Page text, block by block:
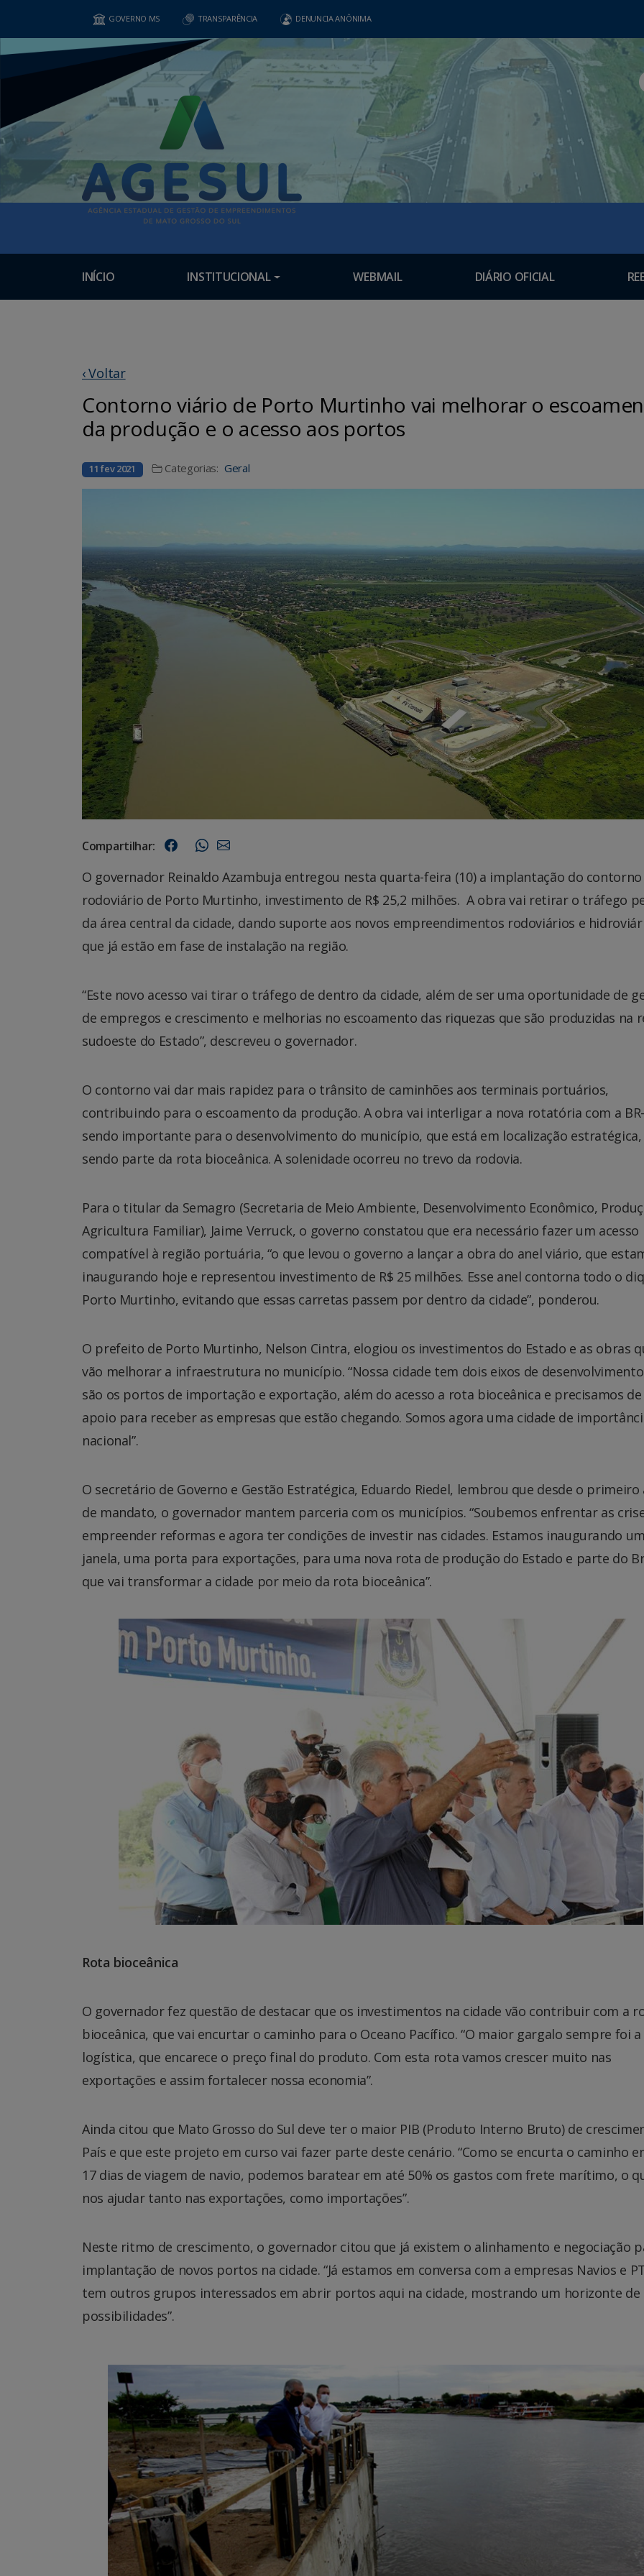
GOVERNO MS TRANSPARÊNCIA DENUNCIA ANÔNIMA
INÍCIO INSTITUCIONAL WEBMAIL DIÁRIO OFICIAL
‹ Voltar
Contorno viário de Porto Murtinho vai melhorar o
da produção e o acesso aos portos
11 fev 2021 Categorias: Geral
Compartilhar:
O governador Reinaldo Azambuja entregou nesta quarta-feira (10) a implantação do contorno
rodoviário de Porto Murtinho, investimento de R$ 25,2 milhões. A obra vai retirar o tráfego
da área central da cidade, dando suporte aos novos empreendimentos rodoviários e
que já estão em fase de instalação na região.
“Este novo acesso vai tirar o tráfego de dentro da cidade, além de ser uma oportunidade de
de empregos e crescimento e melhorias no escoamento das riquezas que são produzidas na
sudoeste do Estado”, descreveu o governador.
O contorno vai dar mais rapidez para o trânsito de caminhões aos terminais portuários,
contribuindo para o escoamento da produção. A obra vai interligar a nova rotatória com a
sendo importante para o desenvolvimento do município, que está em localização estratégica,
sendo parte da rota bioceânica. A solenidade ocorreu no trevo da rodovia.
Para o titular da Semagro (Secretaria de Meio Ambiente, Desenvolvimento Econômico,
Agricultura Familiar), Jaime Verruck, o governo constatou que era necessário fazer um acesso
compatível à região portuária, “o que levou o governo a lançar a obra do anel viário, que
inaugurando hoje e representou investimento de R$ 25 milhões. Esse anel contorna todo o
Porto Murtinho, evitando que essas carretas passem por dentro da cidade”, ponderou.
O prefeito de Porto Murtinho, Nelson Cintra, elogiou os investimentos do Estado e as obras
vão melhorar a infraestrutura no município. “Nossa cidade tem dois eixos de
são os portos de importação e exportação, além do acesso a rota bioceânica e precisamos
apoio para receber as empresas que estão chegando. Somos agora uma cidade de
nacional”.
O secretário de Governo e Gestão Estratégica, Eduardo Riedel, lembrou que desde o primeiro
de mandato, o governador mantem parceria com os municípios. “Soubemos enfrentar as
empreender reformas e agora ter condições de investir nas cidades. Estamos inaugurando
janela, uma porta para exportações, para uma nova rota de produção do Estado e parte do
que vai transformar a cidade por meio da rota bioceânica”.
Rota bioceânica
O governador fez questão de destacar que os investimentos na cidade vão contribuir com a
bioceânica, que vai encurtar o caminho para o Oceano Pacífico. “O maior gargalo sempre foi a
logística, que encarece o preço final do produto. Com esta rota vamos crescer muito nas
exportações e assim fortalecer nossa economia”.
Ainda citou que Mato Grosso do Sul deve ter o maior PIB (Produto Interno Bruto) de
País e que este projeto em curso vai fazer parte deste cenário. “Como se encurta o caminho
17 dias de viagem de navio, podemos baratear em até 50% os gastos com frete marítimo, o
nos ajudar tanto nas exportações, como importações”.
Neste ritmo de crescimento, o governador citou que já existem o alinhamento e negociação
implantação de novos portos na cidade. “Já estamos em conversa com a empresas Navios e
tem outros grupos interessados em abrir portos aqui na cidade, mostrando um horizonte de
possibilidades”.